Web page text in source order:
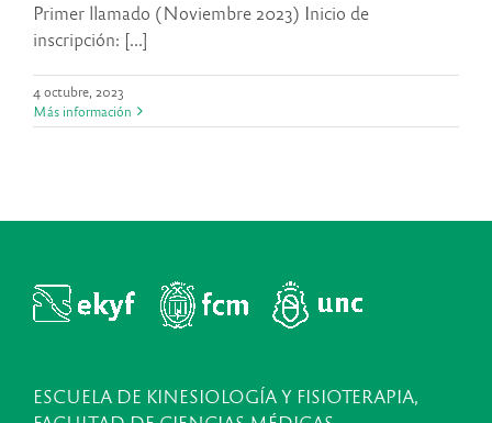
Primer llamado (Noviembre 2023) Inicio de
inscripción: [...]
4 octubre, 2023
Más información
ESCUELA DE KINESIOLOGÍA Y FISIOTERAPIA,